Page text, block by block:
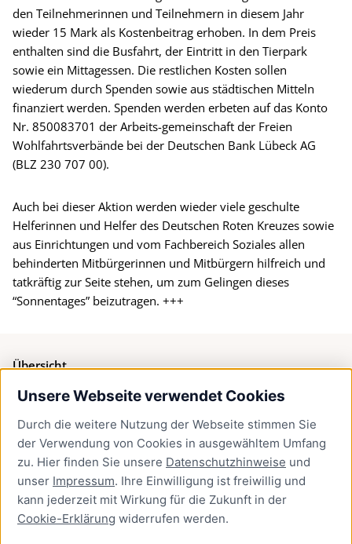
Unsere Webseite verwendet Cookies
Durch die weitere Nutzung der Webseite stimmen Sie
der Verwendung von Cookies in ausgewähltem Umfang
zu. Hier finden Sie unsere Datenschutzhinweise und
unser Impressum. Ihre Einwilligung ist freiwillig und
kann jederzeit mit Wirkung für die Zukunft in der
Cookie-Erklärung widerrufen werden.
den Teilnehmerinnen und Teilnehmern in diesem Jahr
wieder 15 Mark als Kostenbeitrag erhoben. In dem Preis
enthalten sind die Busfahrt, der Eintritt in den Tierpark
sowie ein Mittagessen. Die restlichen Kosten sollen
wiederum durch Spenden sowie aus städtischen Mitteln
finanziert werden. Spenden werden erbeten auf das Konto
Nr. 850083701 der Arbeits-gemeinschaft der Freien
Wohlfahrtsverbände bei der Deutschen Bank Lübeck AG
(BLZ 230 707 00).
Auch bei dieser Aktion werden wieder viele geschulte
Helferinnen und Helfer des Deutschen Roten Kreuzes sowie
aus Einrichtungen und vom Fachbereich Soziales allen
behinderten Mitbürgerinnen und Mitbürgern hilfreich und
tatkräftig zur Seite stehen, um zum Gelingen dieses
“Sonnentages” beizutragen. +++
Übersicht
Bürgerservice
Presse
Newsletter Lübeck:kompakt
Kontakt
Kontakt